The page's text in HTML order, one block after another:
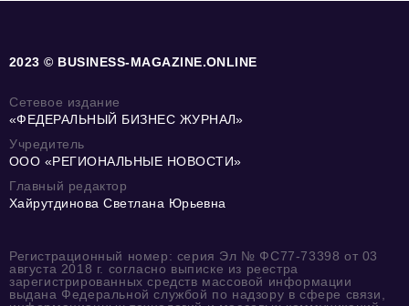
2023 © BUSINESS-MAGAZINE.ONLINE
Сетевое издание
«ФЕДЕРАЛЬНЫЙ БИЗНЕС ЖУРНАЛ»
Учредитель
ООО «РЕГИОНАЛЬНЫЕ НОВОСТИ»
Главный редактор
Хайрутдинова Светлана Юрьевна
Регистрационный номер: серия Эл № ФС77-73398 от 03
августа 2018 г. согласно выписке из реестра
зарегистрированных средств массовой информации
выдана Федеральной службой по надзору в сфере связи,